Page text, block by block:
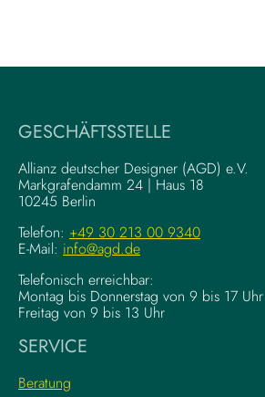
GESCHÄFTSSTELLE
Allianz deutscher Designer (AGD) e.V.
Markgrafendamm 24 | Haus 18
10245 Berlin
Telefon: +49 30 213 00 9340
E-Mail: info@agd.de
Telefonisch erreichbar:
Montag bis Donnerstag von 9 bis 17 Uhr
Freitag von 9 bis 13 Uhr
SERVICE
Beratung